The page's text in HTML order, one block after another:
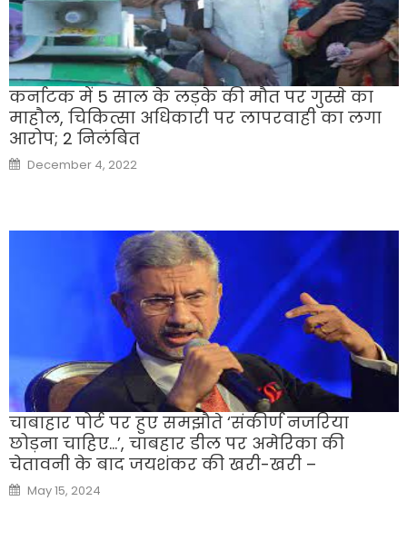
कर्नाटक में 5 साल के लड़के की मौत पर गुस्से का
माहौल, चिकित्सा अधिकारी पर लापरवाही का लगा
आरोप; 2 निलंबित
Posted
on
December 4, 2022
चाबाहार पोर्ट पर हुए समझौते ‘संकीर्ण नजरिया
छोड़ना चाहिए…’, चाबहार डील पर अमेरिका की
चेतावनी के बाद जयशंकर की खरी-खरी –
Posted
on
May 15, 2024